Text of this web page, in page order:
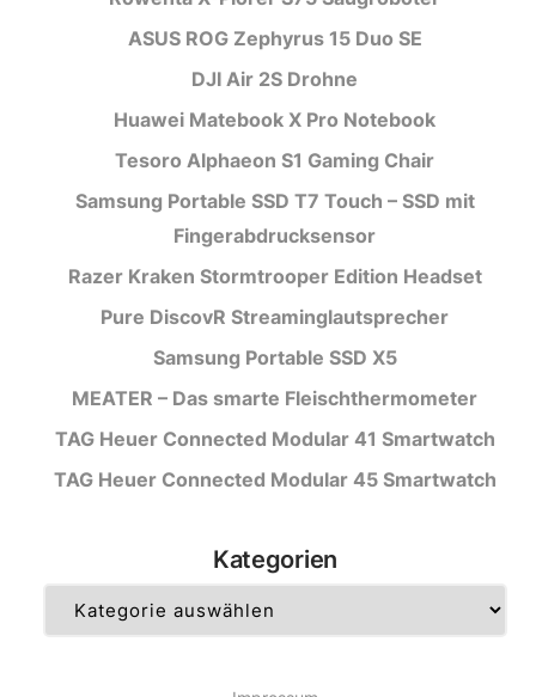
ASUS ROG Zephyrus 15 Duo SE
DJI Air 2S Drohne
Huawei Matebook X Pro Notebook
Tesoro Alphaeon S1 Gaming Chair
Samsung Portable SSD T7 Touch – SSD mit
Fingerabdrucksensor
Razer Kraken Stormtrooper Edition Headset
Pure DiscovR Streaminglautsprecher
Samsung Portable SSD X5
MEATER – Das smarte Fleischthermometer
TAG Heuer Connected Modular 41 Smartwatch
TAG Heuer Connected Modular 45 Smartwatch
Kategorien